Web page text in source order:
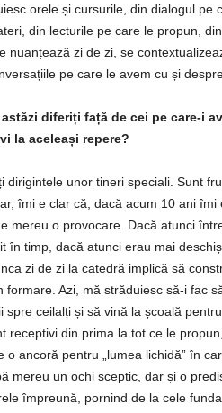
orele și cursurile, din dialogul pe
din lecturile pe care le propun,
nuanțează zi de zi, se
pe care le avem cu și
diferiți față de cei pe care-i
la aceleași repere?
dirigintele unor tineri speciali. Sunt
îmi e clar că, dacă acum 10 ani
mereu o provocare. Dacă atunci
în timp, dacă atunci erau mai
zi de zi la catedră implică să
formare. Azi, mă străduiesc să-i fac
spre ceilalți și să vină la școală
receptivi din prima la tot ce le
o ancoră pentru „lumea lichidă” în
mereu un ochi sceptic, dar și o
împreună, pornind de la cele